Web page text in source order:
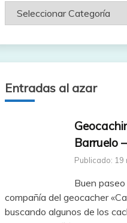
Entradas al azar
Barruelo
Publicado: 19
Buen
compañía del geocacher
buscando algunos de los